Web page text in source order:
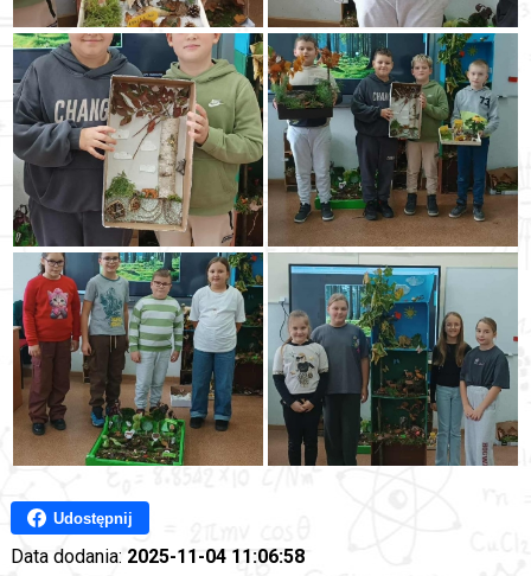
Udostępnij
Data dodania: 2025-11-04 11:06:58